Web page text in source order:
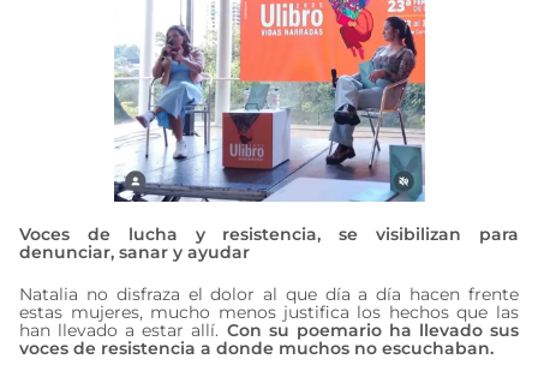
Voces de lucha y resistencia, se visibilizan para
denunciar, sanar y ayudar
Natalia no disfraza el dolor al que día a día hacen frente
estas mujeres, mucho menos justifica los hechos que las
han llevado a estar allí. Con su poemario ha llevado sus
voces de resistencia a donde muchos no escuchaban.